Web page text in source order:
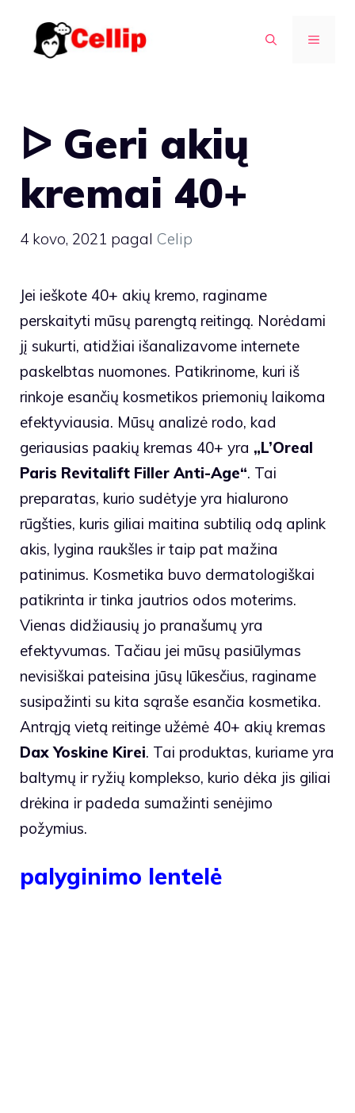
turinio
MENIU
ᐅ Geri akių
kremai 40+
4 kovo, 2021 pagal Celip
Jei ieškote 40+ akių kremo, raginame
perskaityti mūsų parengtą reitingą. Norėdami
jį sukurti, atidžiai išanalizavome internete
paskelbtas nuomones. Patikrinome, kuri iš
rinkoje esančių kosmetikos priemonių laikoma
efektyviausia. Mūsų analizė rodo, kad
geriausias paakių kremas 40+ yra „L’Oreal
Paris Revitalift Filler Anti-Age“. Tai
preparatas, kurio sudėtyje yra hialurono
rūgšties, kuris giliai maitina subtilią odą aplink
akis, lygina raukšles ir taip pat mažina
patinimus. Kosmetika buvo dermatologiškai
patikrinta ir tinka jautrios odos moterims.
Vienas didžiausių jo pranašumų yra
efektyvumas. Tačiau jei mūsų pasiūlymas
nevisiškai pateisina jūsų lūkesčius, raginame
susipažinti su kita sąraše esančia kosmetika.
Antrąją vietą reitinge užėmė 40+ akių kremas
Dax Yoskine Kirei. Tai produktas, kuriame yra
baltymų ir ryžių komplekso, kurio dėka jis giliai
drėkina ir padeda sumažinti senėjimo
požymius.
palyginimo lentelė